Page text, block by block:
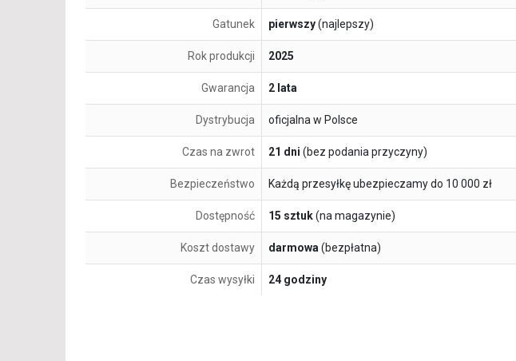
Gatunek pierwszy(najlepszy)
Rok produkcji 2025
Gwarancja 2 lata
Dystrybucja oficjalna w Polsce
Czas na zwrot 21 dni (bez podania przyczyny)
Bezpieczeństwo Każdą przesyłkę ubezpieczamy do 10 000 zł
Dostępność 15 sztuk(na magazynie)
Koszt dostawy darmowa(bezpłatna)
Czas wysyłki 24 godziny